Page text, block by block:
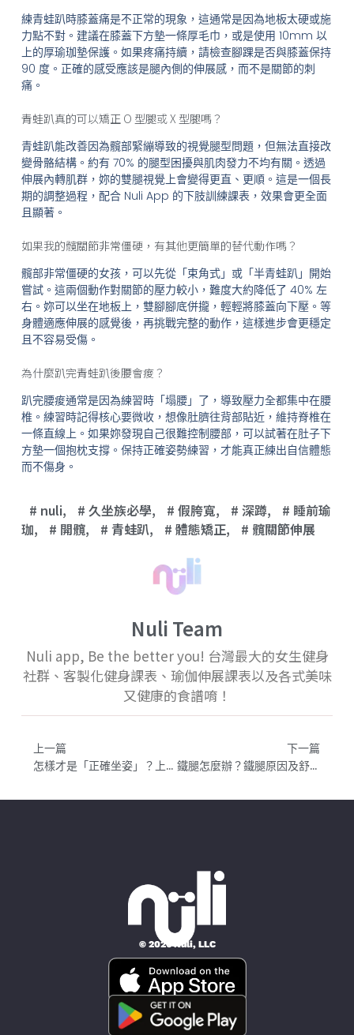
練青蛙趴時膝蓋痛是不正常的現象，這通常是因為地板太硬或施
力點不對。建議在膝蓋下方墊一條厚毛巾，或是使用 10mm 以
上的厚瑜珈墊保護。如果疼痛持續，請檢查腳踝是否與膝蓋保持
90 度。正確的感受應該是腿內側的伸展感，而不是關節的刺
痛。
青蛙趴真的可以矯正 O 型腿或 X 型腿嗎？
青蛙趴能改善因為髖部緊繃導致的視覺腿型問題，但無法直接改
變骨骼結構。約有 70% 的腿型困擾與肌肉發力不均有關。透過
伸展內轉肌群，妳的雙腿視覺上會變得更直、更順。這是一個長
期的調整過程，配合 Nuli App 的下肢訓練課表，效果會更全面
且顯著。
如果我的髖關節非常僵硬，有其他更簡單的替代動作嗎？
髖部非常僵硬的女孩，可以先從「束角式」或「半青蛙趴」開始
嘗試。這兩個動作對關節的壓力較小，難度大約降低了 40% 左
右。妳可以坐在地板上，雙腳腳底併攏，輕輕將膝蓋向下壓。等
身體適應伸展的感覺後，再挑戰完整的動作，這樣進步會更穩定
且不容易受傷。
為什麼趴完青蛙趴後腰會痠？
趴完腰痠通常是因為練習時「塌腰」了，導致壓力全都集中在腰
椎。練習時記得核心要微收，想像肚臍往背部貼近，維持脊椎在
一條直線上。如果妳發現自己很難控制腰部，可以試著在肚子下
方墊一個抱枕支撐。保持正確姿勢練習，才能真正練出自信體態
而不傷身。
nuli, 久坐族必學, 假胯寬, 深蹲,
睡前瑜
珈, 開髖, 青蛙趴, 體態矯正, 髖關節伸展
Nuli Team
Nuli app, Be the better you! 台灣最大的女生健身
社群、客製化健身課表、瑜伽伸展課表以及各式美味
又健康的食譜唷！
上一篇
怎樣才是「正確坐姿」？上班族必看：掌握正確坐姿，不再腰酸
下一篇
鐵腿怎麼辦？鐵腿原因及舒緩辦法一次告訴你！躺著不動會更痛！
© 2026 Nüli, LLC